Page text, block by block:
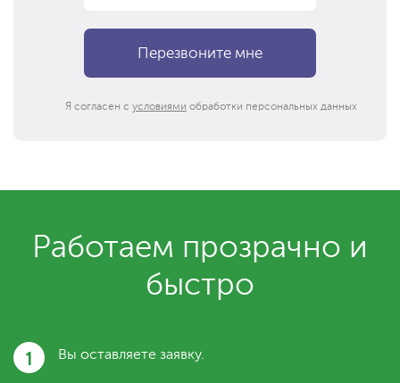
Я согласен с условиями обработки персональных данных
Работаем прозрачно и
быстро
1 Вы оставляете заявку.